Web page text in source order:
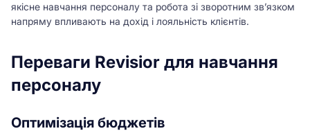
якісне навчання персоналу та робота зі зворотним зв’язком
напряму впливають на дохід і лояльність клієнтів.
Переваги Revisior для навчання
персоналу
Оптимізація бюджетів